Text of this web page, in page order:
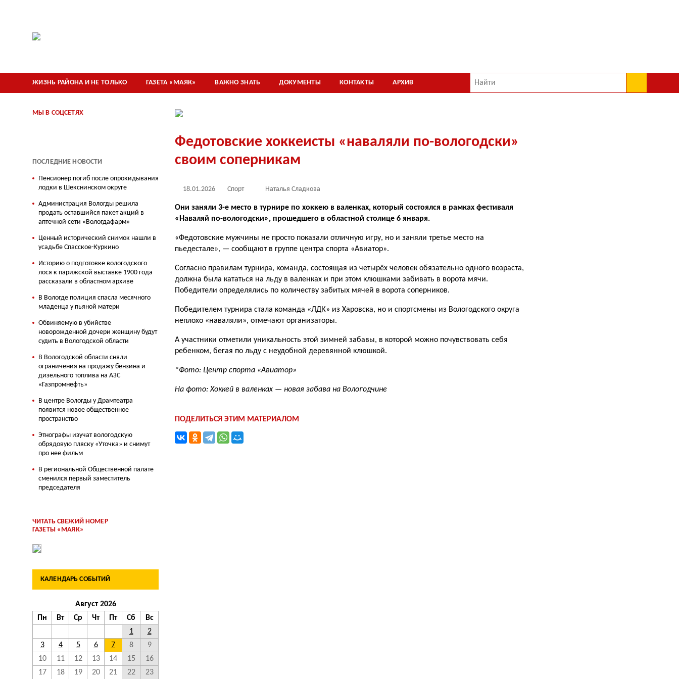
ЖИЗНЬ РАЙОНА И НЕ ТОЛЬКО ГАЗЕТА «МАЯК» ВАЖНО ЗНАТЬ ДОКУМЕНТЫ КОНТАКТЫ АРХИВ
Федотовские хоккеисты «наваляли по-вологодски»
своим соперникам
18.01.2026 Спорт Наталья Сладкова
Они заняли 3-е место в турнире по хоккею в валенках, который состо­ялся в рамках фестиваля
«Наваляй по-вологодски», прошедшего в областной столице 6 января.
«Федотовские мужчины не просто показали отличную игру, но и заня­ли третье место на
пьедестале», — сообщают в группе центра спорта «Авиатор».
Согласно правилам турнира, ко­манда, состоящая из четырёх человек обязательно одного возраста,
должна была кататься на льду в валенках и при этом клюшками забивать в ворота мячи.
Победители определялись по количеству забитых мячей в ворота соперников.
Победителем турнира стала коман­да «ЛДК» из Харовска, но и спортсме­ны из Вологодского округа
неплохо «наваляли», отмечают организаторы.
А участники отметили уникальность этой зимней забавы, в которой можно почувствовать себя
ребенком, бе­гая по льду с неудобной деревянной клюшкой.
*Фото: Центр спорта «Авиатор»
На фото: Хоккей в валенках — новая забава на Вологодчине
ПОДЕЛИТЬСЯ ЭТИМ МАТЕРИАЛОМ
МЫ В СОЦСЕТЯХ
ПОСЛЕДНИЕ НОВОСТИ
Пенсионер погиб после опрокидывания
лодки в Шекснинском округе
Администрация Вологды решила
продать оставшийся пакет акций в
аптечной сети «Вологдафарм»
Ценный исторический снимок нашли в
усадьбе Спасское-Куркино
Историю о подготовке вологодского
лося к парижской выставке 1900 года
рассказали в областном архиве
В Вологде полиция спасла месячного
младенца у пьяной матери
Обвиняемую в убийстве
новорожденной дочери женщину будут
судить в Вологодской области
В Вологодской области сняли
ограничения на продажу бензина и
дизельного топлива на АЗС
«Газпромнефть»
В центре Вологды у Драмтеатра
появится новое общественное
пространство
Этнографы изучат вологодскую
обрядовую пляску «Уточка» и снимут
про нее фильм
В региональной Общественной палате
сменился первый заместитель
председателя
ЧИТАТЬ СВЕЖИЙ НОМЕР
ГАЗЕТЫ «МАЯК»
КАЛЕНДАРЬ СОБЫТИЙ
Август 2026
Пн
Вт Ср Чт Пт Сб
Вс
1
2
3
4 5 6 7 8
9
10
11 12 13 14 15
16
17
18 19 20 21 22 23